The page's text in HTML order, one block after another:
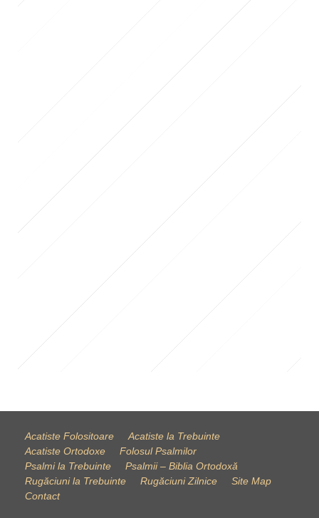
Acatiste Folositoare
Acatiste la Trebuinte
Acatiste Ortodoxe
Folosul Psalmilor
Psalmi la Trebuinte
Psalmii – Biblia Ortodoxă
Rugăciuni la Trebuinte
Rugăciuni Zilnice
Site Map
Contact